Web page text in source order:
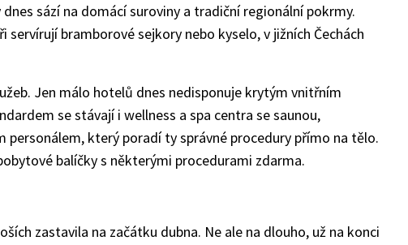
sází na domácí suroviny a tradiční regionální pokrmy.
servírují bramborové sejkory nebo kyselo, v jižních Čechách
Jen málo hotelů dnes nedisponuje krytým vnitřním
se stávají i wellness a spa centra se saunou,
personálem, který poradí ty správné procedury přímo na tělo.
balíčky s některými procedurami zdarma.
zastavila na začátku dubna. Ne ale na dlouho, už na konci